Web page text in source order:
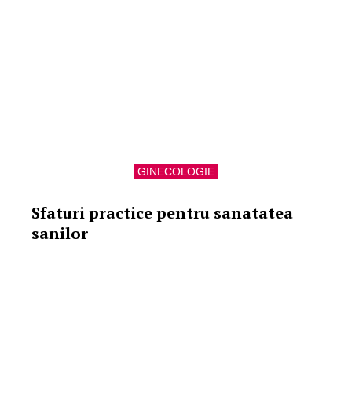
GINECOLOGIE
Sfaturi practice pentru sanatatea
sanilor